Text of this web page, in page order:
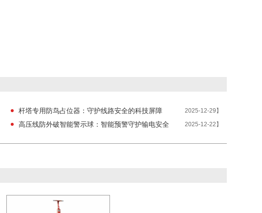
杆塔专用防鸟占位器：守护线路安全的科技屏障 2025-12-29】
高压线防外破智能警示球：智能预警守护输电安全 2025-12-22】